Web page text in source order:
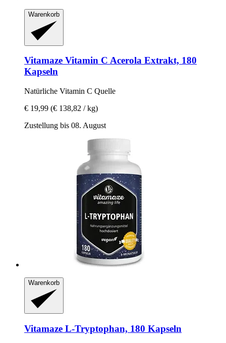
Warenkorb
Vitamaze Vitamin C Acerola Extrakt, 180
Kapseln
Natürliche Vitamin C Quelle
€ 19,99 (€ 138,82 / kg)
Zustellung bis 08. August
Warenkorb
Vitamaze L-​Tryptophan, 180 Kapseln